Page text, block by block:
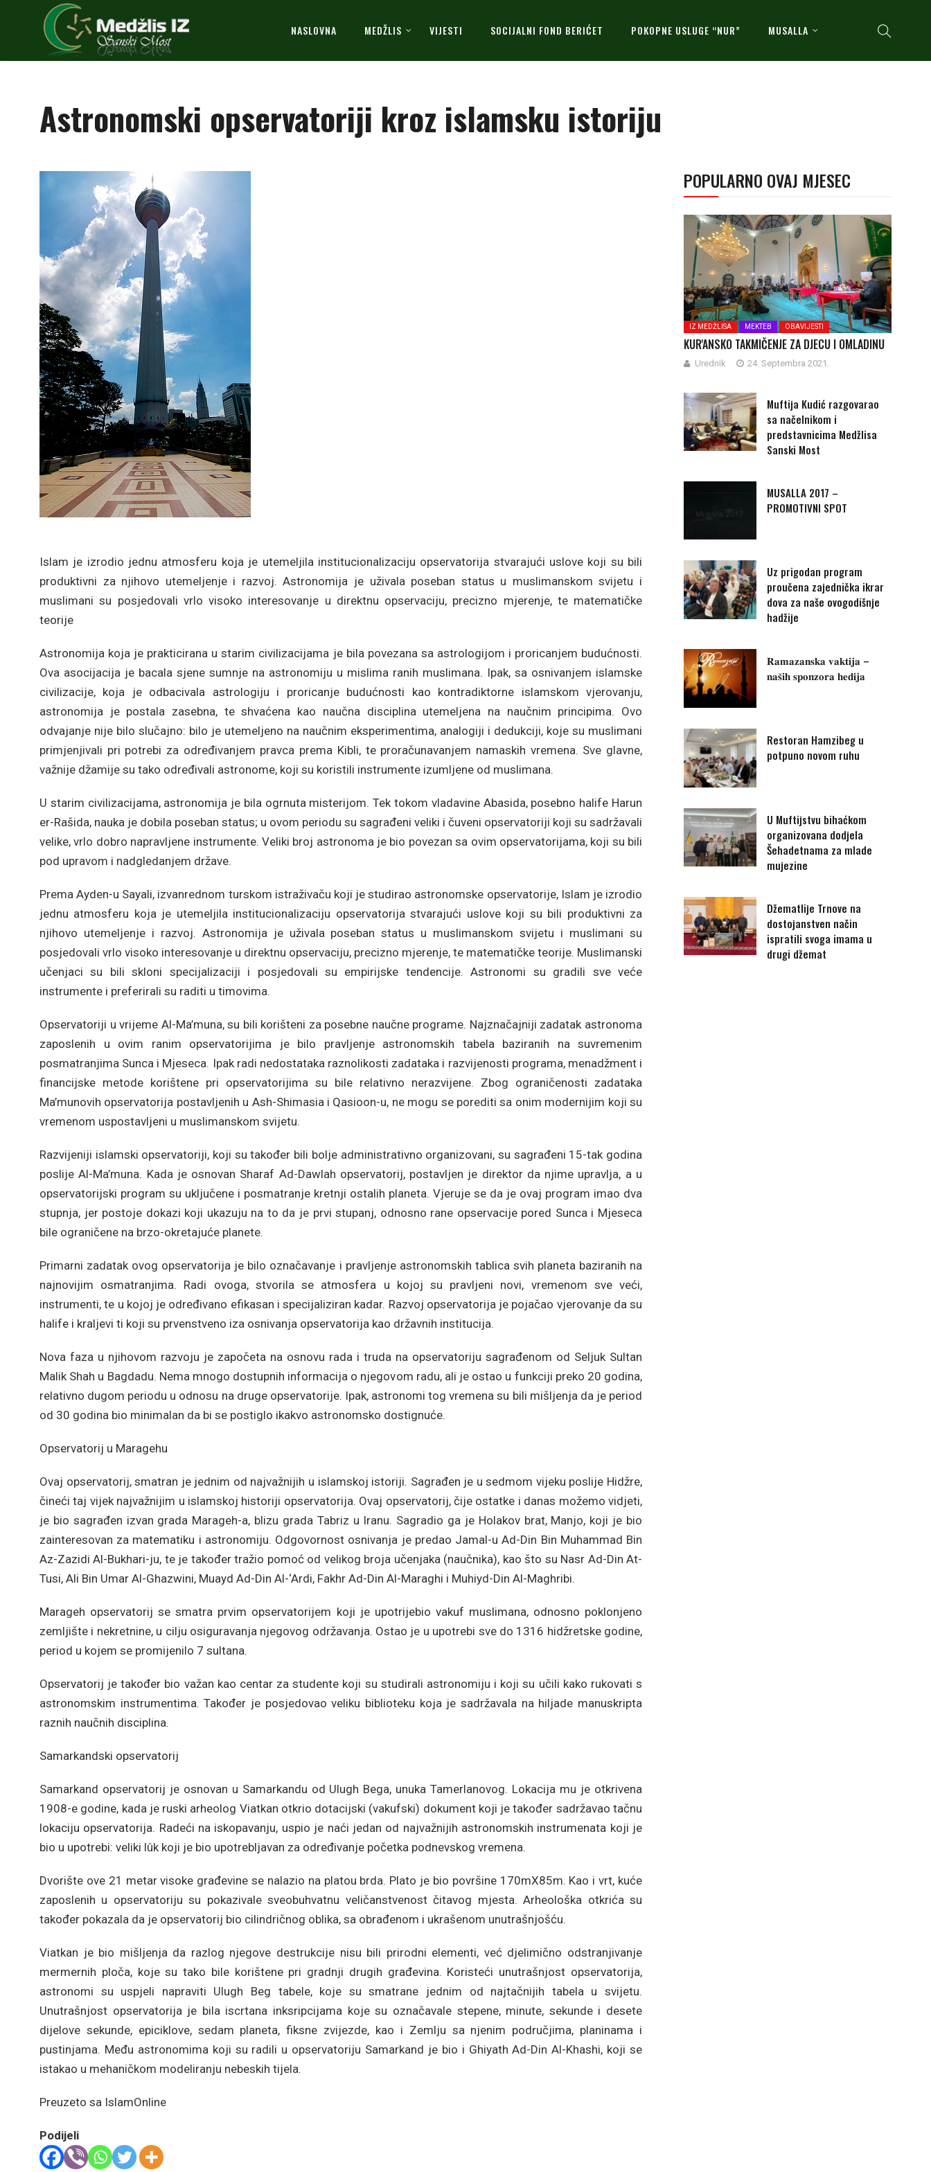
NASLOVNA MEDŽLIS VIJESTI SOCIJALNI FOND BERIĆET POKOPNE USLUGE “NUR” MUSALLA
Astronomski opservatoriji kroz islamsku istoriju
Islam je izrodio jednu atmosferu koja je utemeljila institucionalizaciju opservatorija stvarajući uslove koji su bili
produktivni za njihovo utemeljenje i razvoj. Astronomija je uživala poseban status u muslimanskom svijetu i
muslimani su posjedovali vrlo visoko interesovanje u direktnu opservaciju, precizno mjerenje, te matematičke
teorije
Astronomija koja je prakticirana u starim civilizacijama je bila povezana sa astrologijom i proricanjem budućnosti.
Ova asocijacija je bacala sjene sumnje na astronomiju u mislima ranih muslimana. Ipak, sa osnivanjem islamske
civilizacije, koja je odbacivala astrologiju i proricanje budućnosti kao kontradiktorne islamskom vjerovanju,
astronomija je postala zasebna, te shvaćena kao naučna disciplina utemeljena na naučnim principima. Ovo
odvajanje nije bilo slučajno: bilo je utemeljeno na naučnim eksperimentima, analogiji i dedukciji, koje su muslimani
primjenjivali pri potrebi za određivanjem pravca prema Kibli, te proračunavanjem namaskih vremena. Sve glavne,
važnije džamije su tako određivali astronome, koji su koristili instrumente izumljene od muslimana.
U starim civilizacijama, astronomija je bila ogrnuta misterijom. Tek tokom vladavine Abasida, posebno halife Harun
er-Rašida, nauka je dobila poseban status; u ovom periodu su sagrađeni veliki i čuveni opservatoriji koji su sadržavali
velike, vrlo dobro napravljene instrumente. Veliki broj astronoma je bio povezan sa ovim opservatorijama, koji su bili
pod upravom i nadgledanjem države.
Prema Ayden-u Sayali, izvanrednom turskom istraživaču koji je studirao astronomske opservatorije, Islam je izrodio
jednu atmosferu koja je utemeljila institucionalizaciju opservatorija stvarajući uslove koji su bili produktivni za
njihovo utemeljenje i razvoj. Astronomija je uživala poseban status u muslimanskom svijetu i muslimani su
posjedovali vrlo visoko interesovanje u direktnu opservaciju, precizno mjerenje, te matematičke teorije. Muslimanski
učenjaci su bili skloni specijalizaciji i posjedovali su empirijske tendencije. Astronomi su gradili sve veće
instrumente i preferirali su raditi u timovima.
Opservatoriji u vrijeme Al-Ma’muna, su bili korišteni za posebne naučne programe. Najznačajniji zadatak astronoma
zaposlenih u ovim ranim opservatorijima je bilo pravljenje astronomskih tabela baziranih na suvremenim
posmatranjima Sunca i Mjeseca. Ipak radi nedostataka raznolikosti zadataka i razvijenosti programa, menadžment i
financijske metode korištene pri opservatorijima su bile relativno nerazvijene. Zbog ograničenosti zadataka
Ma’munovih opservatorija postavljenih u Ash-Shimasia i Qasioon-u, ne mogu se porediti sa onim modernijim koji su
vremenom uspostavljeni u muslimanskom svijetu.
Razvijeniji islamski opservatoriji, koji su također bili bolje administrativno organizovani, su sagrađeni 15-tak godina
poslije Al-Ma’muna. Kada je osnovan Sharaf Ad-Dawlah opservatorij, postavljen je direktor da njime upravlja, a u
opservatorijski program su uključene i posmatranje kretnji ostalih planeta. Vjeruje se da je ovaj program imao dva
stupnja, jer postoje dokazi koji ukazuju na to da je prvi stupanj, odnosno rane opservacije pored Sunca i Mjeseca
bile ograničene na brzo-okretajuće planete.
Primarni zadatak ovog opservatorija je bilo označavanje i pravljenje astronomskih tablica svih planeta baziranih na
najnovijim osmatranjima. Radi ovoga, stvorila se atmosfera u kojoj su pravljeni novi, vremenom sve veći,
instrumenti, te u kojoj je određivano efikasan i specijaliziran kadar. Razvoj opservatorija je pojačao vjerovanje da su
halife i kraljevi ti koji su prvenstveno iza osnivanja opservatorija kao državnih institucija.
Nova faza u njihovom razvoju je započeta na osnovu rada i truda na opservatoriju sagrađenom od Seljuk Sultan
Malik Shah u Bagdadu. Nema mnogo dostupnih informacija o njegovom radu, ali je ostao u funkciji preko 20 godina,
relativno dugom periodu u odnosu na druge opservatorije. Ipak, astronomi tog vremena su bili mišljenja da je period
od 30 godina bio minimalan da bi se postiglo ikakvo astronomsko dostignuće.
Opservatorij u Maragehu
Ovaj opservatorij, smatran je jednim od najvažnijih u islamskoj istoriji. Sagrađen je u sedmom vijeku poslije Hidžre,
čineći taj vijek najvažnijim u islamskoj historiji opservatorija. Ovaj opservatorij, čije ostatke i danas možemo vidjeti,
je bio sagrađen izvan grada Marageh-a, blizu grada Tabriz u Iranu. Sagradio ga je Holakov brat, Manjo, koji je bio
zainteresovan za matematiku i astronomiju. Odgovornost osnivanja je predao Jamal-u Ad-Din Bin Muhammad Bin
Az-Zazidi Al-Bukhari-ju, te je također tražio pomoć od velikog broja učenjaka (naučnika), kao što su Nasr Ad-Din At-
Tusi, Ali Bin Umar Al-Ghazwini, Muayd Ad-Din Al-‘Ardi, Fakhr Ad-Din Al-Maraghi i Muhiyd-Din Al-Maghribi.
Marageh opservatorij se smatra prvim opservatorijem koji je upotrijebio vakuf muslimana, odnosno poklonjeno
zemljište i nekretnine, u cilju osiguravanja njegovog održavanja. Ostao je u upotrebi sve do 1316 hidžretske godine,
period u kojem se promijenilo 7 sultana.
Opservatorij je također bio važan kao centar za studente koji su studirali astronomiju i koji su učili kako rukovati s
astronomskim instrumentima. Također je posjedovao veliku biblioteku koja je sadržavala na hiljade manuskripta
raznih naučnih disciplina.
Samarkandski opservatorij
Samarkand opservatorij je osnovan u Samarkandu od Ulugh Bega, unuka Tamerlanovog. Lokacija mu je otkrivena
1908-e godine, kada je ruski arheolog Viatkan otkrio dotacijski (vakufski) dokument koji je također sadržavao tačnu
lokaciju opservatorija. Radeći na iskopavanju, uspio je naći jedan od najvažnijih astronomskih instrumenata koji je
bio u upotrebi: veliki lûk koji je bio upotrebljavan za određivanje početka podnevskog vremena.
Dvorište ove 21 metar visoke građevine se nalazio na platou brda. Plato je bio površine 170mX85m. Kao i vrt, kuće
zaposlenih u opservatoriju su pokazivale sveobuhvatnu veličanstvenost čitavog mjesta. Arheološka otkrića su
također pokazala da je opservatorij bio cilindričnog oblika, sa obrađenom i ukrašenom unutrašnjošću.
Viatkan je bio mišljenja da razlog njegove destrukcije nisu bili prirodni elementi, već djelimično odstranjivanje
mermernih ploča, koje su tako bile korištene pri gradnji drugih građevina. Koristeći unutrašnjost opservatorija,
astronomi su uspjeli napraviti Ulugh Beg tabele, koje su smatrane jednim od najtačnijih tabela u svijetu.
Unutrašnjost opservatorija je bila iscrtana inksripcijama koje su označavale stepene, minute, sekunde i desete
dijelove sekunde, epiciklove, sedam planeta, fiksne zvijezde, kao i Zemlju sa njenim područjima, planinama i
pustinjama. Među astronomima koji su radili u opservatoriju Samarkand je bio i Ghiyath Ad-Din Al-Khashi, koji se
istakao u mehaničkom modeliranju nebeskih tijela.
Preuzeto sa IslamOnline
Podijeli
POPULARNO OVAJ MJESEC
IZ MEDŽLISA MEKTEB OBAVIJESTI
KUR'ANSKO TAKMIČENJE ZA DJECU I OMLADINU
Urednik 24. Septembra 2021.
Muftija Kudić razgovarao
sa načelnikom i
predstavnicima Medžlisa
Sanski Most
MUSALLA 2017 –
PROMOTIVNI SPOT
Uz prigodan program
proučena zajednička ikrar
dova za naše ovogodišnje
hadžije
𝐑𝐚𝐦𝐚𝐳𝐚𝐧𝐬𝐤𝐚 𝐯𝐚𝐤𝐭𝐢𝐣𝐚 –
𝐧𝐚𝐬̌𝐢𝐡 𝐬𝐩𝐨𝐧𝐳𝐨𝐫𝐚 𝐡𝐞𝐝𝐢𝐣𝐚
Restoran Hamzibeg u
potpuno novom ruhu
U Muftijstvu bihaćkom
organizovana dodjela
Šehadetnama za mlade
mujezine
Džematlije Trnove na
dostojanstven način
ispratili svoga imama u
drugi džemat